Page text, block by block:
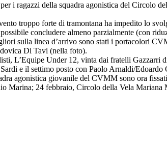
i ragazzi della squadra agonistica del Circolo
troppo forte di tramontana ha impedito lo
concludere almeno parzialmente (con
sulla linea d’arrivo sono stati i portacolori
Di Tavi (nella foto).
L’Equipe Under 12, vinta dai fratelli
e il settimo posto con Paolo Arnaldi/Edoardo
agonistica giovanile del CVMM sono ora
Marina; 24 febbraio, Circolo della Vela Mariana